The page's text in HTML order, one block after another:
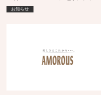
BOOK
お知らせ